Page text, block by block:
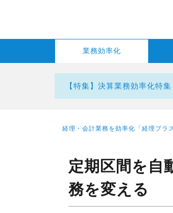
業務効率化
【特集】決算業務効率化特集
経理・会計業務を効率化「経理プラス
定期区間を自
務を変える